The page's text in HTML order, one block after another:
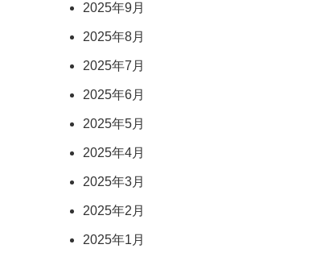
2025年9月
2025年8月
2025年7月
2025年6月
2025年5月
2025年4月
2025年3月
2025年2月
2025年1月